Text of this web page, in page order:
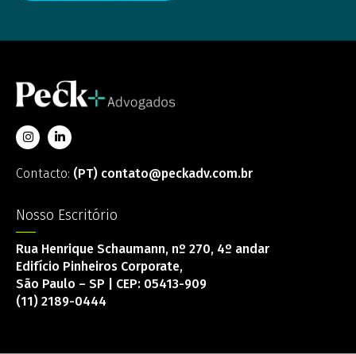
Contacto: (PT) contato@peckadv.com.br
Nosso Escritório
Rua Henrique Schaumann, nº 270, 4º andar
Edifício Pinheiros Corporate,
São Paulo – SP | CEP: 05413-909
(11) 2189-0444